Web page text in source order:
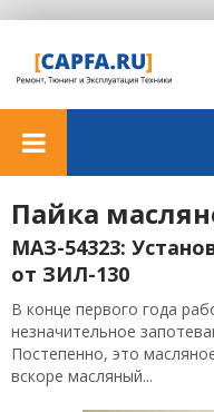
Пайка
МАЗ-54323:
от ЗИЛ-130
В конце первого года
незначительное
Постепенно, это
вскоре масляный...